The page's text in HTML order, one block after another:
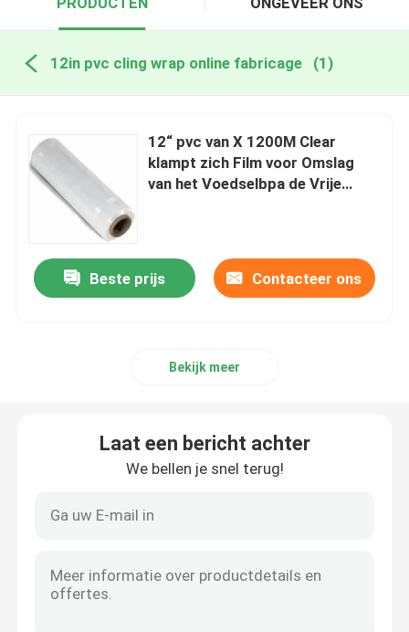
12in pvc cling wrap online fabricage (1)
12“ pvc van X 1200M Clear
klampt zich Film voor Omslag
van het Voedselbpa de Vrije
Beste prijs
Contacteer ons
Bekijk meer
Laat een bericht achter
We bellen je snel terug!